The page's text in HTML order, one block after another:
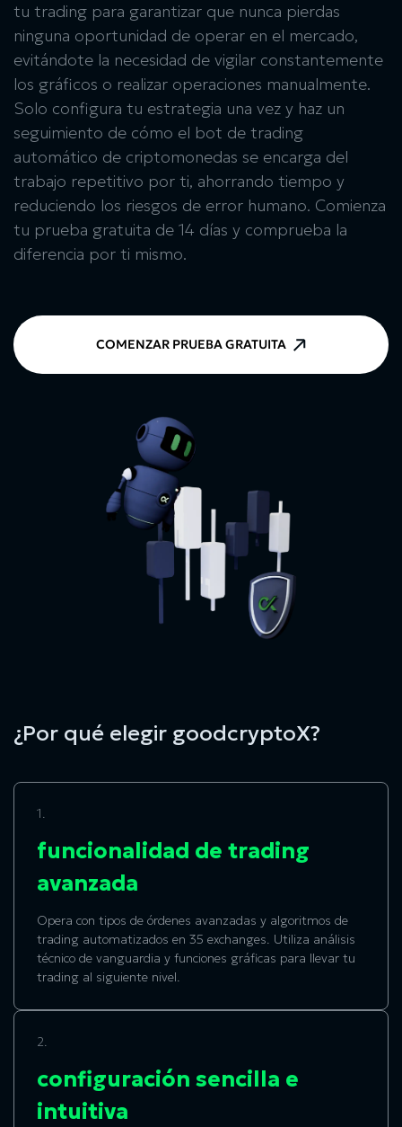
tu trading para garantizar que nunca pierdas
ninguna oportunidad de operar en el mercado,
evitándote la necesidad de vigilar constantemente
los gráficos o realizar operaciones manualmente.
Solo configura tu estrategia una vez y haz un
seguimiento de cómo el bot de trading
automático de criptomonedas se encarga del
trabajo repetitivo por ti, ahorrando tiempo y
reduciendo los riesgos de error humano. Comienza
tu prueba gratuita de 14 días y comprueba la
diferencia por ti mismo.
COMENZAR PRUEBA GRATUITA
¿Por qué elegir goodcryptoX?
1.
funcionalidad de trading
avanzada
Opera con tipos de órdenes avanzadas y algoritmos de
trading automatizados en 35 exchanges. Utiliza análisis
técnico de vanguardia y funciones gráficas para llevar tu
trading al siguiente nivel.
2.
configuración sencilla e
intuitiva